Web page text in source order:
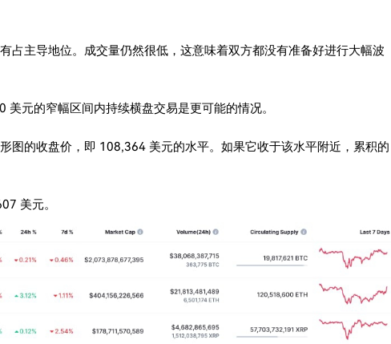
占主导地位。成交量仍然很低，这意味着双方都没有准备好进行大幅波
元的窄幅区间内持续横盘交易是更可能的情况。
图的收盘价，即 108,364 美元的水平。如果它收于该水平附近，累积的
美元。